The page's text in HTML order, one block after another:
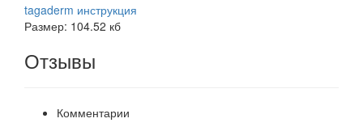
tagaderm инструкция
Размер: 104.52 кб
Отзывы
Комментарии